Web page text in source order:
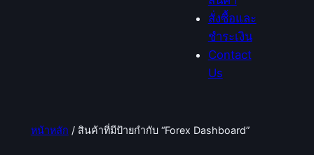
สั่งซื้อและ
ชำระเงิน
Contact
Us
หน้าหลัก / สินค้าที่มีป้ายกำกับ “Forex Dashboard”